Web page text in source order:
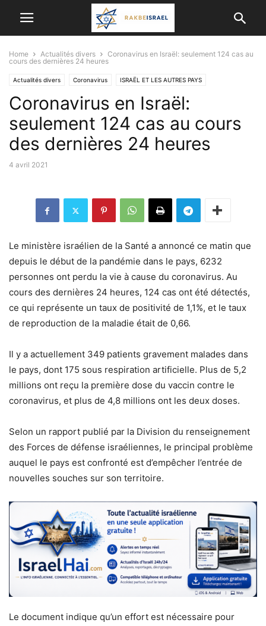
Home Actualités divers
Coronavirus en Israël: seulement 124 cas au
cours des dernières 24 heures
Actualités divers Coronavirus ISRAËL ET LES AUTRES PAYS
VIE EN ISRAËL
Coronavirus en Israël:
seulement 124 cas au cours
des dernières 24 heures
4 avril 2021
Le ministère israélien de la Santé a annoncé ce matin que
depuis le début de la pandémie dans le pays, 6232
personnes ont perdu la vie à cause du coronavirus. Au
cours des dernières 24 heures, 124 cas ont été détectés,
ce qui représente un taux de positivité de 1,1%, et le taux
de reproduction de la maladie était de 0,66.
Il y a actuellement 349 patients gravement malades dans
le pays, dont 175 sous respiration artificielle. Plus de 5,2
millions ont reçu la première dose du vaccin contre le
coronavirus, et plus de 4,8 millions ont les deux doses.
Selon un rapport publié par la Division du renseignement
des Forces de défense israéliennes, le principal problème
auquel le pays est confronté est d’empêcher l’entrée de
nouvelles souches sur son territoire.
Le document indique qu’un effort est nécessaire pour